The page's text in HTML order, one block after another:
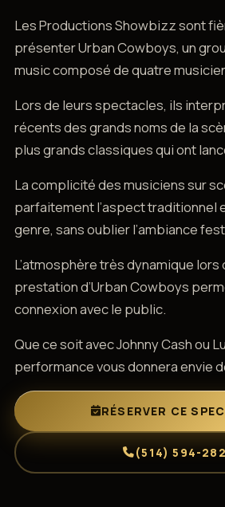
Les Productions Showbizz sont
présenter Urban Cowboys, un
music composé de quatre
Lors de leurs spectacles, ils
récents des grands noms de la
plus grands classiques qui ont
La complicité des musiciens sur
parfaitement l’aspect traditionnel
genre, sans oublier l’ambiance
L’atmosphère très dynamique lors
prestation d’Urban Cowboys
connexion avec le public.
Que ce soit avec Johnny Cash ou
performance vous donnera envie
RÉSERVER CE
(514) 594-